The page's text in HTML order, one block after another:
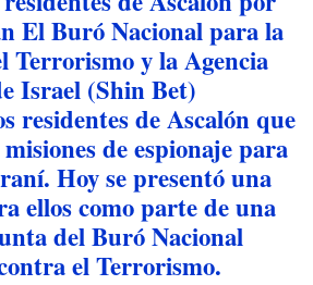
El Buró Nacional para la
Terrorismo y la Agencia
Israel (Shin Bet)
residentes de Ascalón que
de espionaje para
Hoy se presentó una
ellos como parte de una
del Buró Nacional
el Terrorismo.